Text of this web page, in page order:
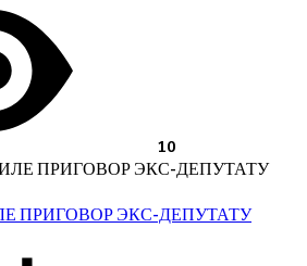
10
ПРИГОВОР ЭКС-ДЕПУТАТУ